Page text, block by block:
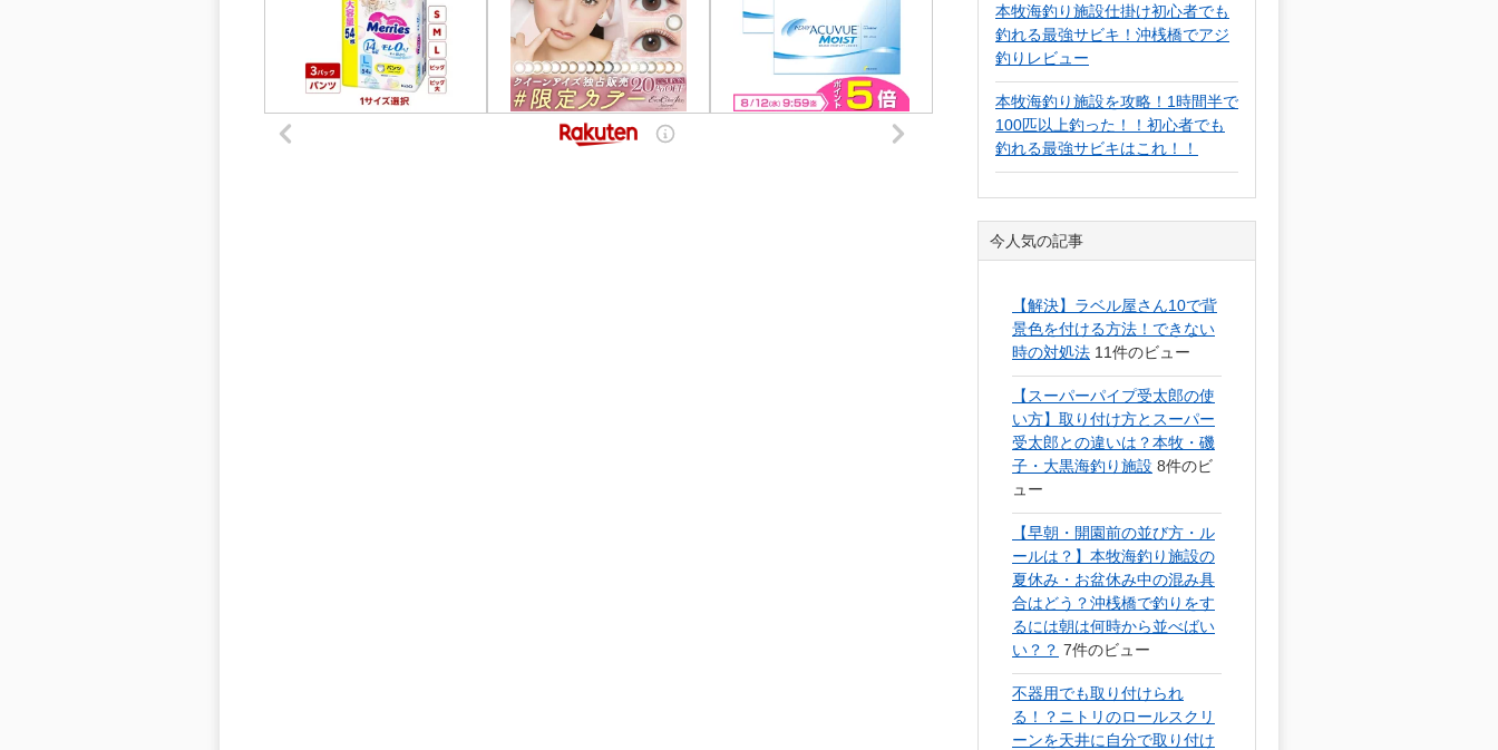
本牧海釣り施設仕掛け初心者でも
釣れる最強サビキ！沖桟橋でアジ
釣りレビュー
本牧海釣り施設を攻略！1時間半で
100匹以上釣った！！初心者でも
釣れる最強サビキはこれ！！
今人気の記事
【解決】ラベル屋さん10で背
景色を付ける方法！できない
時の対処法 11件のビュー
【スーパーパイプ受太郎の使
い方】取り付け方とスーパー
受太郎との違いは？本牧・磯
子・大黒海釣り施設 8件のビ
ュー
【早朝・開園前の並び方・ル
ールは？】本牧海釣り施設の
夏休み・お盆休み中の混み具
合はどう？沖桟橋で釣りをす
るには朝は何時から並べばい
い？？ 7件のビュー
不器用でも取り付けられ
る！？ニトリのロールスクリ
ーンを天井に自分で取り付け